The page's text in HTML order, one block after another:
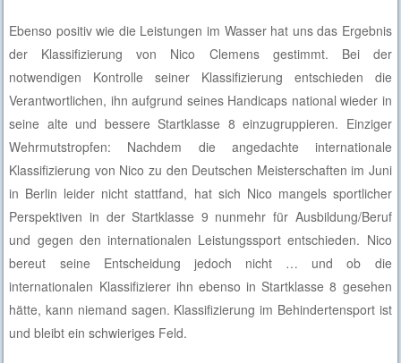
Ebenso positiv wie die Leistungen im Wasser hat uns das Ergebnis
der Klassifizierung von Nico Clemens gestimmt. Bei der
notwendigen Kontrolle seiner Klassifizierung entschieden die
Verantwortlichen, ihn aufgrund seines Handicaps national wieder in
seine alte und bessere Startklasse 8 einzugruppieren. Einziger
Wehrmutstropfen: Nachdem die angedachte internationale
Klassifizierung von Nico zu den Deutschen Meisterschaften im Juni
in Berlin leider nicht stattfand, hat sich Nico mangels sportlicher
Perspektiven in der Startklasse 9 nunmehr für Ausbildung/Beruf
und gegen den internationalen Leistungssport entschieden. Nico
bereut seine Entscheidung jedoch nicht … und ob die
internationalen Klassifizierer ihn ebenso in Startklasse 8 gesehen
hätte, kann niemand sagen. Klassifizierung im Behindertensport ist
und bleibt ein schwieriges Feld.